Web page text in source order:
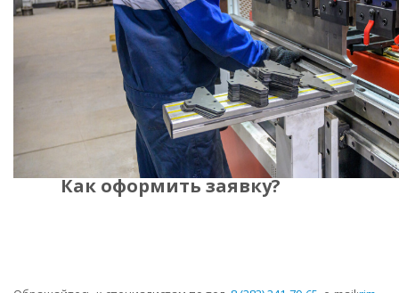
Как оформить заявку?